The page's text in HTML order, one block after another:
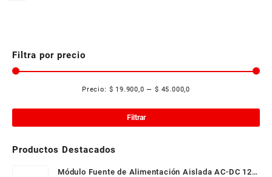
Las
la
de
Filtra por precio
Filtrar
Precio: $ 19.900,0 — $ 45.000,0
Productos Destacados
Módulo Fuente de Alimentación Aislada AC-DC 12V